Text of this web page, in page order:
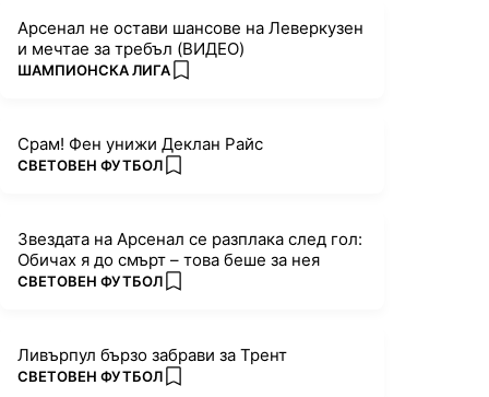
Арсенал не остави шансове на Леверкузен
и мечтае за требъл (ВИДЕО)
ПОВЕЧЕ ОТ
ШАМПИОНСКА ЛИГА add favorites
Срам! Фен унижи Деклан Райс
ПОВЕЧЕ ОТ
СВЕТОВЕН ФУТБОЛ add favorites
Звездата на Арсенал се разплака след гол:
Обичах я до смърт – това беше за нея
ПОВЕЧЕ ОТ
СВЕТОВЕН ФУТБОЛ add favorites
Ливърпул бързо забрави за Трент
ПОВЕЧЕ ОТ
СВЕТОВЕН ФУТБОЛ add favorites